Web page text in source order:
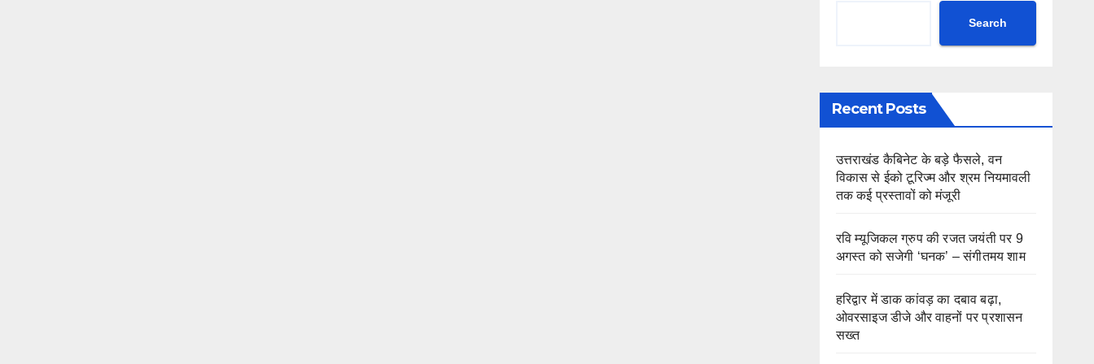
Search
Recent Posts
उत्तराखंड कैबिनेट के बड़े फैसले, वन
विकास से ईको टूरिज्म और श्रम नियमावली
तक कई प्रस्तावों को मंजूरी
रवि म्यूजिकल ग्रुप की रजत जयंती पर 9
अगस्त को सजेगी ‘घनक’ – संगीतमय शाम
हरिद्वार में डाक कांवड़ का दबाव बढ़ा,
ओवरसाइज डीजे और वाहनों पर प्रशासन
सख्त